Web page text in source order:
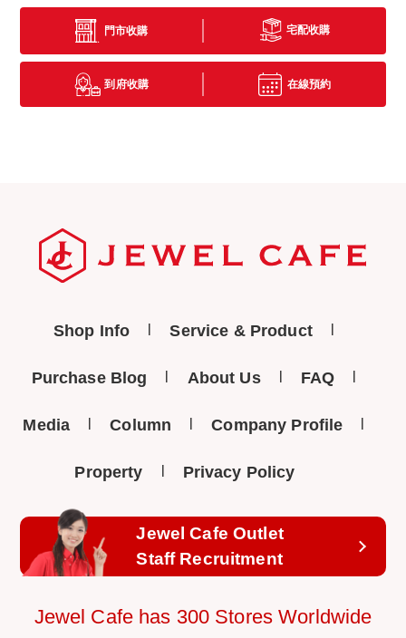
門市收購 宅配收購
到府收購 在線預約
Shop Info Service & Product
Purchase Blog About Us FAQ
Media Column Company Profile
Property Privacy Policy
Jewel Cafe Outlet
Staff Recruitment
Jewel Cafe has 300 Stores Worldwide